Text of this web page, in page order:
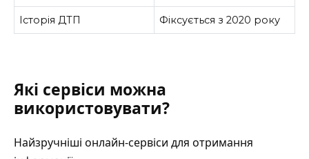
Історія ДТП Фіксується з 2020 року
Які сервіси можна
використовувати?
Найзручніші онлайн-сервіси для отримання